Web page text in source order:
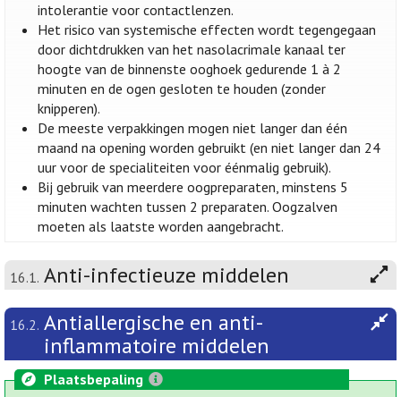
intolerantie voor contactlenzen.
Het risico van systemische effecten wordt tegengegaan
door dichtdrukken van het nasolacrimale kanaal ter
hoogte van de binnenste ooghoek gedurende 1 à 2
minuten en de ogen gesloten te houden (zonder
knipperen).
De meeste verpakkingen mogen niet langer dan één
maand na opening worden gebruikt (en niet langer dan 24
uur voor de specialiteiten voor éénmalig gebruik).
Bij gebruik van meerdere oogpreparaten, minstens 5
minuten wachten tussen 2 preparaten. Oogzalven
moeten als laatste worden aangebracht.
16.1. Anti-infectieuze middelen
16.2. Antiallergische en anti-
inflammatoire middelen
Plaatsbepaling